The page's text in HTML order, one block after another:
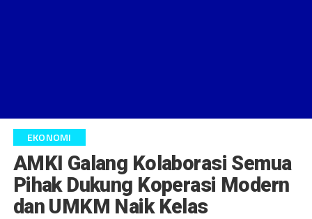
EKONOMI
AMKI Galang Kolaborasi Semua
Pihak Dukung Koperasi Modern
dan UMKM Naik Kelas